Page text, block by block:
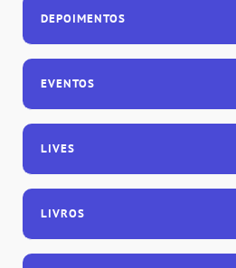
DEPOIMENTOS
EVENTOS
LIVES
LIVROS